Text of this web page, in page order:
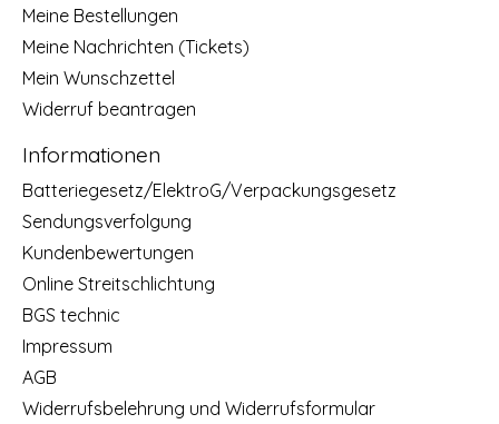
Meine Bestellungen
Meine Nachrichten (Tickets)
Mein Wunschzettel
Widerruf beantragen
Informationen
Batteriegesetz/ElektroG/Verpackungsgesetz
Sendungsverfolgung
Kundenbewertungen
Online Streitschlichtung
BGS technic
Impressum
AGB
Widerrufsbelehrung und Widerrufsformular